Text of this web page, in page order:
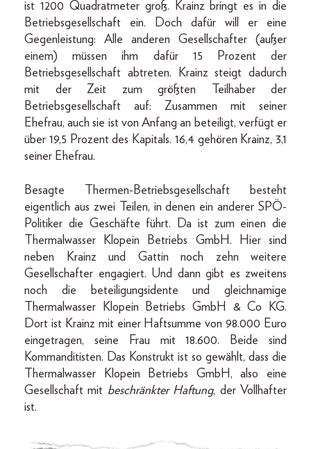
ist 1200 Quadratmeter groß. Krainz bringt es in die
Betriebsgesellschaft ein. Doch dafür will er eine
Gegenleistung: Alle anderen Gesellschafter (außer
einem) müssen ihm dafür 15 Prozent der
Betriebsgesellschaft abtreten. Krainz steigt dadurch
mit der Zeit zum größten Teilhaber der
Betriebsgesellschaft auf: Zusammen mit seiner
Ehefrau, auch sie ist von Anfang an beteiligt, verfügt er
über 19,5 Prozent des Kapitals. 16,4 gehören Krainz, 3,1
seiner Ehefrau.
Besagte Thermen-Betriebsgesellschaft besteht
eigentlich aus zwei Teilen, in denen ein anderer SPÖ-
Politiker die Geschäfte führt. Da ist zum einen die
Thermalwasser Klopein Betriebs GmbH. Hier sind
neben Krainz und Gattin noch zehn weitere
Gesellschafter engagiert. Und dann gibt es zweitens
noch die beteiligungsidente und gleichnamige
Thermalwasser Klopein Betriebs GmbH & Co KG.
Dort ist Krainz mit einer Haftsumme von 98.000 Euro
eingetragen, seine Frau mit 18.600. Beide sind
Kommanditisten. Das Konstrukt ist so gewählt, dass die
Thermalwasser Klopein Betriebs GmbH, also eine
Gesellschaft mit beschränkter Haftung, der Vollhafter
ist.